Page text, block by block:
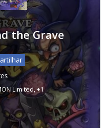
the Grave
Limited,+1